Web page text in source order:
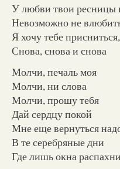
У любви твои ресницы
Невозможно не
Я хочу тебе
Снова, снова и снова
Молчи, печаль моя
Молчи, ни слова
Молчи, прошу тебя
Дай сердцу покой
Мне еще вернуться
В те серебряные дни
Где лишь окна